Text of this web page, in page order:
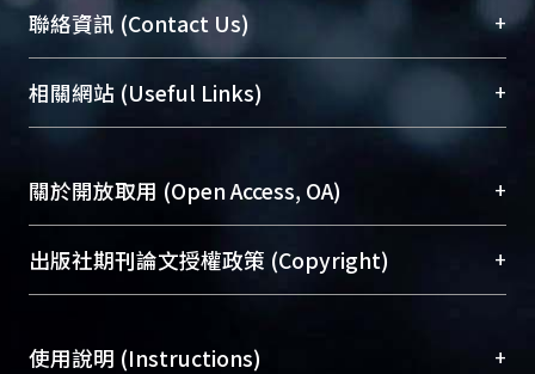
臺大位居世界頂尖大學之列，為永久珍藏及向國際
展現本校豐碩的研究成果及學術能量，圖書館整合
機構典藏（NTUR）與學術庫（AH）不同功能平
台，成為臺大學術典藏NTU scholars。期能整合研
究能量、促進交流合作、保存學術產出、推廣研究
成果。
To permanently archive and promote researcher
profiles and scholarly works, Library integrates the
services of “NTU Repository” with “Academic
聯絡資訊 (Contact Us) +
總館學科館員(Main Library)
醫學圖書館學科館員(Medical Library)
(Social
Sciences Library)
相關網站 (Useful Links) +
關於開放取用 (Open Access, OA) +
開放取用是從使用者角度提升資訊取用性的社會運
動，應用在學術研究上是透過將研究著作公開供使
用逐年攀升。同時可加速研究發展、提升研究影響
出版社期刊論文授權政策 (Copyright) +
含部分內容的版權非匯入者所有，或由第三方贊
使用說明 (Instructions) +